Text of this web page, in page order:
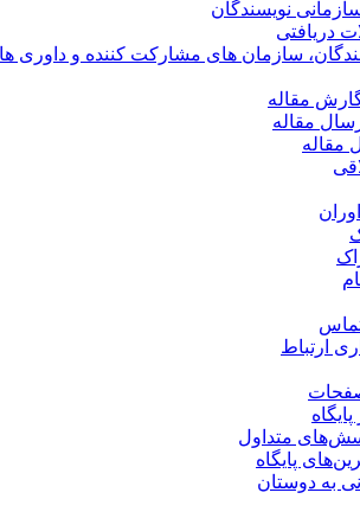
نویسندگان
دریافتی
سازمان های مشارکت کننده و داوری های
مقاله
مقاله
مقاله
ارتباط
متداول
پایگاه
به دوستان